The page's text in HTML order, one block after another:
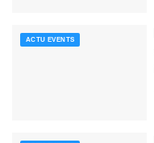
ACTU EVENTS